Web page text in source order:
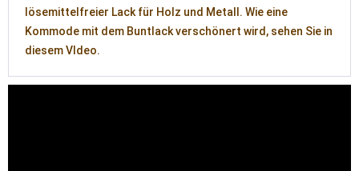
lösemittelfreier Lack für Holz und Metall. Wie eine
Kommode mit dem Buntlack verschönert wird, sehen Sie in
diesem VIdeo.